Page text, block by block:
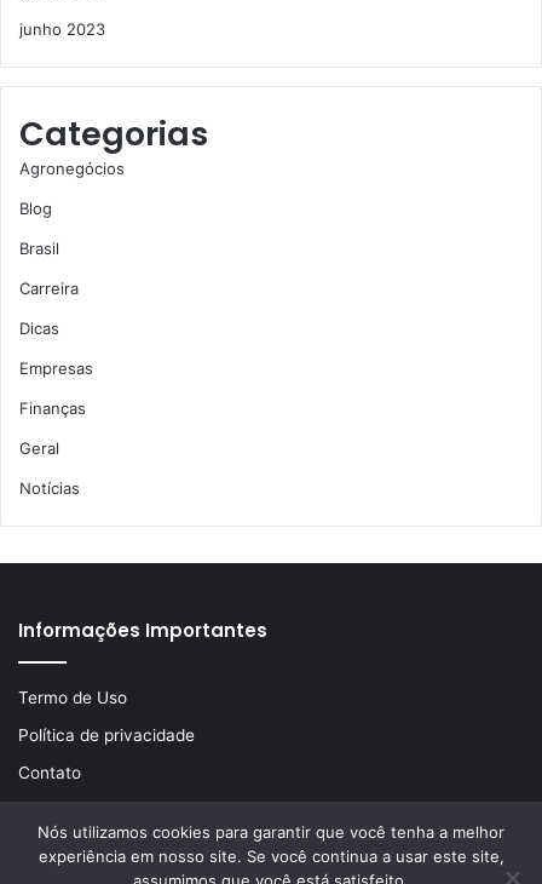
junho 2023
Categorias
Agronegócios
Blog
Brasil
Carreira
Dicas
Empresas
Finanças
Geral
Notícias
Informações Importantes
Termo de Uso
Política de privacidade
Contato
© Copyright 2026, Todos os direitos reservados | Desenvolvido
Nós utilizamos cookies para garantir que você tenha a melhor
experiência em nosso site. Se você continua a usar este site,